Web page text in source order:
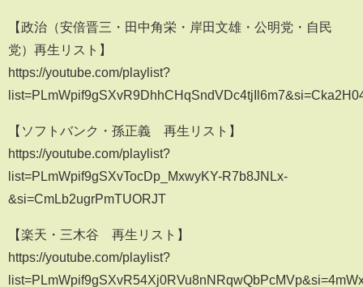
【政治（安倍晋三・田中角栄・岸田文雄・公明党・自民
党）再生リスト】
https://youtube.com/playlist?
【ソフトバンク・孫正義 再生リスト】
https://youtube.com/playlist?
list=PLmWpif9gSXvTocDp_MxwyKY-R7b8JNLx-
&si=CmLb2ugrPmTUORJT
【楽天・三木谷 再生リスト】
https://youtube.com/playlist?